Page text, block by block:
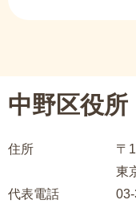
ゲ
シ
ン
中野区役所
住所
〒
東
代表電話